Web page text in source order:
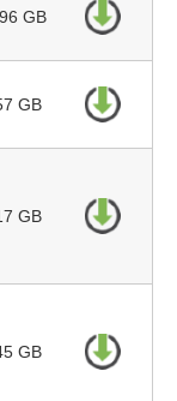
GB
GB
GB
GB